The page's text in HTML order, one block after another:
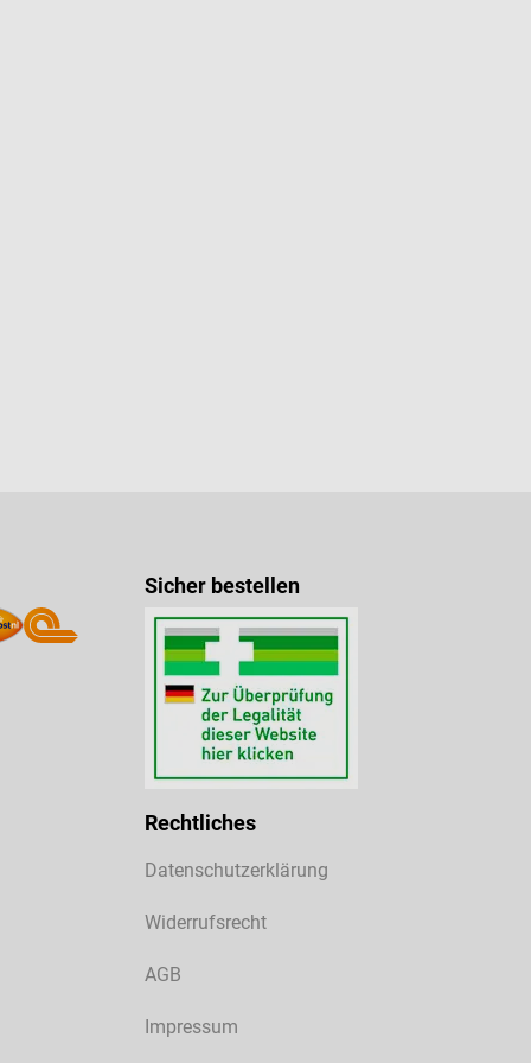
Sicher bestellen
Rechtliches
Datenschutzerklärung
Widerrufsrecht
AGB
Impressum